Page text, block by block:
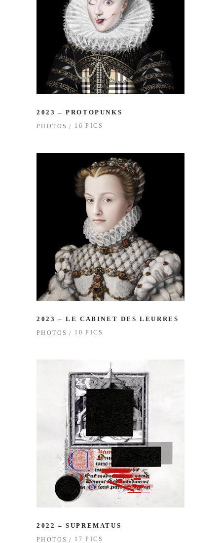
2023 – PROTOPUNKS
PHOTOS 16 PICS
2023 – LE CABINET DES LEURRES
PHOTOS 10 PICS
2022 – SUPREMATUS
PHOTOS 17 PICS